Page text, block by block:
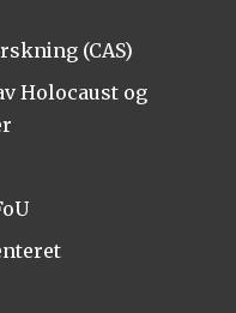
(CAS)
Holocaust og